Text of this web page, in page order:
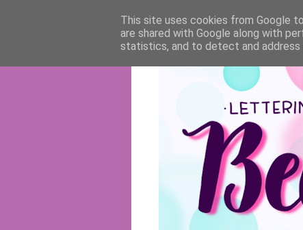
This site uses cookies from Google
are shared with Google along with
statistics, and to detect and address